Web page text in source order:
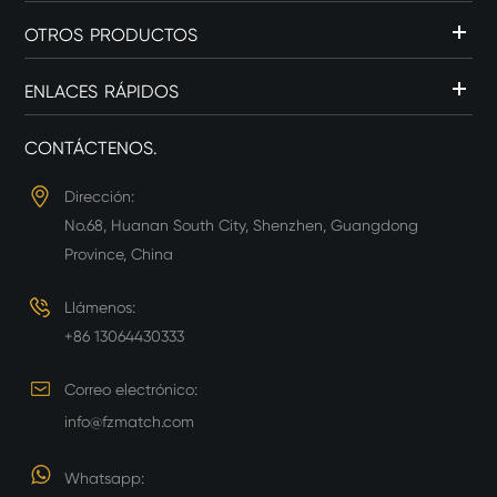
OTROS PRODUCTOS
ENLACES RÁPIDOS
CONTÁCTENOS.
Dirección:
No.68, Huanan South City, Shenzhen, Guangdong
Province, China
Llámenos:
+86 13064430333
Correo electrónico:
info@fzmatch.com
Whatsapp: